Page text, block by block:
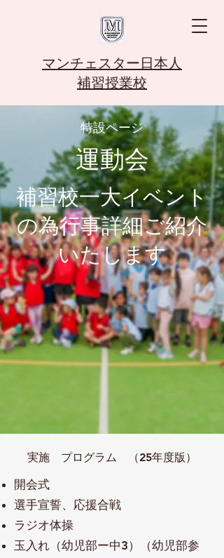
マンチェスター日本人
補習授業校
特設ページ
運動会
補習校一大イベント
の為行事詳細ご紹介
いたします
実施 プログラム （25年度版）
開会式​
選手宣誓、応援合戦​
ラジオ体操​
玉入れ（幼児部ー中3）​​（幼児部参